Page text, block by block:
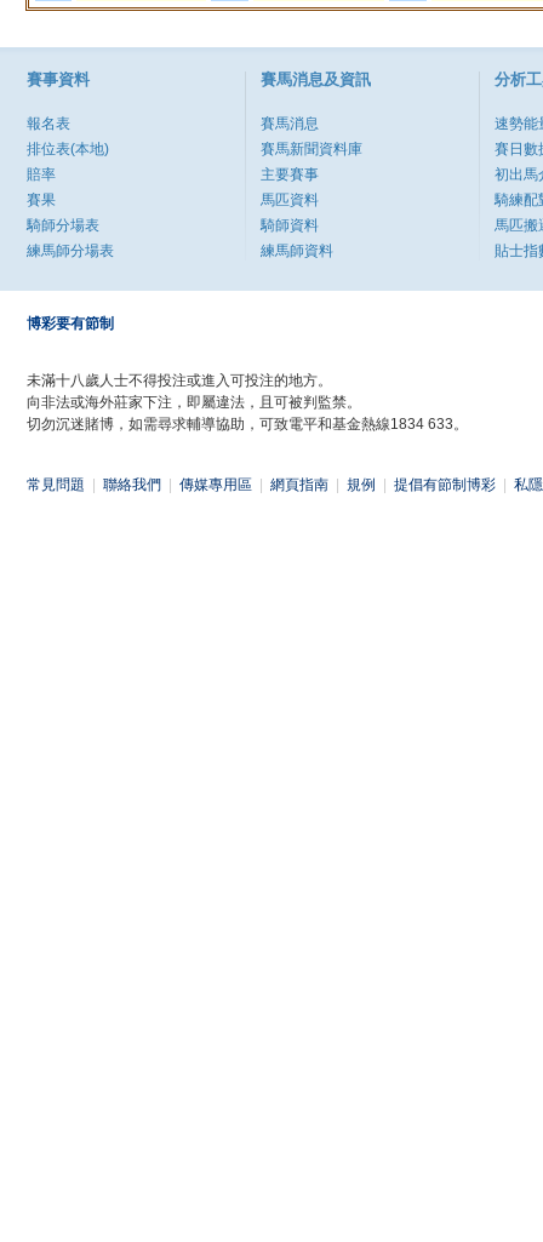
賽事資料
報名表
排位表(本地)
賠率
賽果
騎師分場表
練馬師分場表
賽馬消息及資訊
賽馬消息
賽馬新聞資料庫
主要賽事
馬匹資料
騎師資料
練馬師資料
分析
速勢能
賽日數
初出馬
騎練配
馬匹搬
貼士指
博彩要有節制
未滿十八歲人士不得投注或進入可投注的地方。
向非法或海外莊家下注，即屬違法，且可被判監禁。
切勿沉迷賭博，如需尋求輔導協助，可致電平和基金熱線1834 633。
常見問題 聯絡我們 傳媒專用區 網頁指南 規例 提倡有節制博彩 私